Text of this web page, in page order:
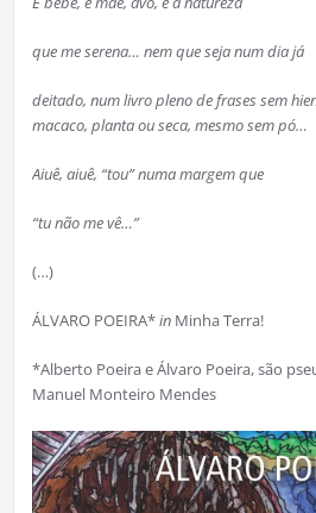
que me serena… nem que seja num dia já
deitado, num livro pleno de frases sem
macaco, planta ou seca, mesmo sem pó…
Aiuê, aiuê, “tou” numa margem que
“tu não me vê…”
(…)
ÁLVARO POEIRA*inMinha Terra!
*Alberto Poeira e Álvaro Poeira, são
Manuel Monteiro Mendes